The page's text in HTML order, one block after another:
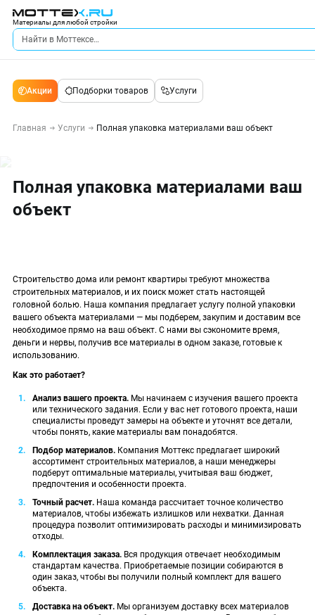
Материалы для любой стройки
Акции Подборки товаров Услуги
Главная Услуги Полная упаковка материалами ваш объект
Полная упаковка материалами ваш
объект
Строительство дома или ремонт квартиры требуют множества
строительных материалов, и их поиск может стать настоящей
головной болью. Наша компания предлагает услугу полной упаковки
вашего объекта материалами — мы подберем, закупим и доставим все
необходимое прямо на ваш объект. С нами вы сэкономите время,
деньги и нервы, получив все материалы в одном заказе, готовые к
использованию.
Как это работает?
Анализ вашего проекта. Мы начинаем с изучения вашего проекта
или технического задания. Если у вас нет готового проекта, наши
специалисты проведут замеры на объекте и уточнят все детали,
чтобы понять, какие материалы вам понадобятся.
Подбор материалов. Компания Моттекс предлагает широкий
ассортимент строительных материалов, а наши менеджеры
подберут оптимальные материалы, учитывая ваш бюджет,
предпочтения и особенности проекта.
Точный расчет. Наша команда рассчитает точное количество
материалов, чтобы избежать излишков или нехватки. Данная
процедура позволит оптимизировать расходы и минимизировать
отходы.
Комплектация заказа. Вся продукция отвечает необходимым
стандартам качества. Приобретаемые позиции собираются в
один заказ, чтобы вы получили полный комплект для вашего
объекта.
Доставка на объект. Мы организуем доставку всех материалов